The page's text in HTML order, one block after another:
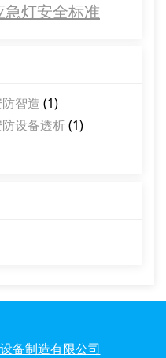
急灯安全标准
智造 (1)
设备透析(1)
备制造有限公司